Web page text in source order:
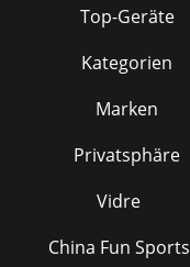
Top-Geräte
Kategorien
Marken
Privatsphäre
Vidre
China Fun Sports